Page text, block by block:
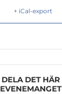
+ iCal-export
DELA DET HÄR
EVENEMANGET